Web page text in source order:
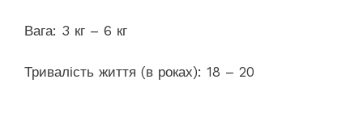
Вага: 3 кг – 6 кг
Тривалість життя (в роках): 18 – 20